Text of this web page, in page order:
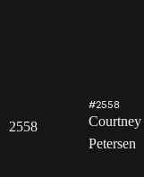
2558
#2558
Courtney
Petersen